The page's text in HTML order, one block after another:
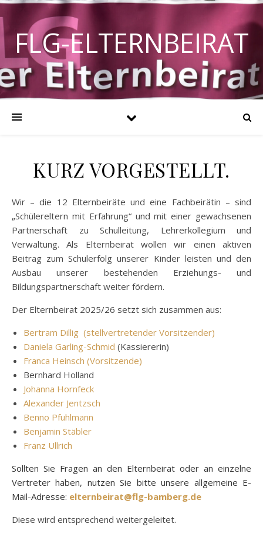
FLG-ELTERNBEIRAT
KURZ VORGESTELLT.
Wir – die 12 Elternbeiräte und eine Fachbeirätin – sind
„Schülereltern mit Erfahrung“ und mit einer gewachsenen
Partnerschaft zu Schulleitung, Lehrerkollegium und
Verwaltung. Als Elternbeirat wollen wir einen aktiven
Beitrag zum Schulerfolg unserer Kinder leisten und den
Ausbau unserer bestehenden Erziehungs- und
Bildungspartnerschaft weiter fördern.
Der Elternbeirat 2025/26 setzt sich zusammen aus:
Bertram Dillig (stellvertretender Vorsitzender)
Daniela Garling-Schmid (Kassiererin)
Franca Heinsch (Vorsitzende)
Bernhard Holland
Johanna Hornfeck
Alexander Jentzsch
Benno Pfuhlmann
Benjamin Stäbler
Franz Ullrich
Sollten Sie Fragen an den Elternbeirat oder an einzelne
Vertreter haben, nutzen Sie bitte unsere allgemeine E-
Mail-Adresse: elternbeirat@flg-bamberg.de
Diese wird entsprechend weitergeleitet.